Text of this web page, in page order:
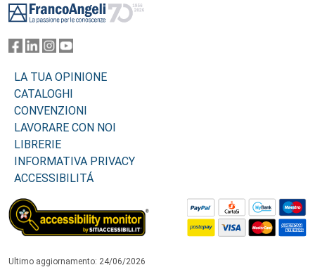
LA TUA OPINIONE
CATALOGHI
CONVENZIONI
LAVORARE CON NOI
LIBRERIE
INFORMATIVA PRIVACY
ACCESSIBILITÁ
Ultimo aggiornamento: 24/06/2026